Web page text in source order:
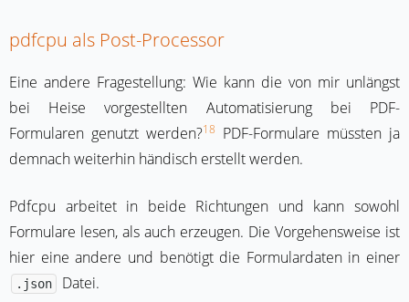
pdfcpu als Post-Processor
Eine andere Fragestellung: Wie kann die von mir unlängst
bei Heise vorgestellten Automatisierung bei PDF-
Formularen genutzt werden?18 PDF-Formulare müssten ja
demnach weiterhin händisch erstellt werden.
Pdfcpu arbeitet in beide Richtungen und kann sowohl
Formulare lesen, als auch erzeugen. Die Vorgehensweise ist
hier eine andere und benötigt die Formulardaten in einer
.json Datei.